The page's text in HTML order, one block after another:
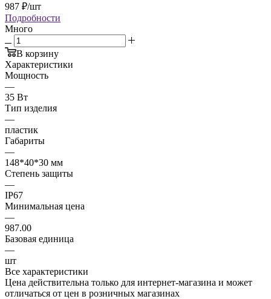
987 ₽/шт
Подробности
Много
В корзину
Характеристики
Мощность
—
35 Вт
Тип изделия
—
пластик
Габариты
—
148*40*30 мм
Степень защиты
—
IP67
Минимальная цена
—
987.00
Базовая единица
—
шт
Все характеристики
Цена действительна только для интернет-магазина и может
отличаться от цен в розничных магазинах